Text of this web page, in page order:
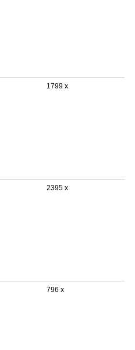
1799 x
2395 x
796 x